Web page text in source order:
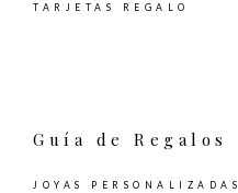
TARJETAS REGALO
Guía de Regalos
JOYAS PERSONALIZADAS